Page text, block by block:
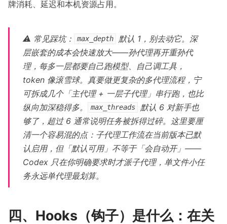
牌消耗、延迟和本机资源占用。
⚠️ 常见踩坑： max_depth
默认 1，别去动它。深
层嵌套的成本会快速放大——孙代理再开重孙代
理，每多一层都要自己跑模型、自己调工具，
token 像滚雪球。真要做更复杂的多代理流程，宁
可拆成几个「主代理 + 一层子代理」串行跑，也比
纵向加深稳得多。
max_threads
默认 6 对新手也
够了，超过 6 通常说明任务被拆得过碎。这里要厘
清一个容易混的点：子代理工作流在当前版本已默
认启用，但「默认可用」不等于「会自动开」——
Codex 只在你明确要求时才派子代理，单文件小任
务永远单代理最划算。
四、Hooks（钩子）是什么：在关